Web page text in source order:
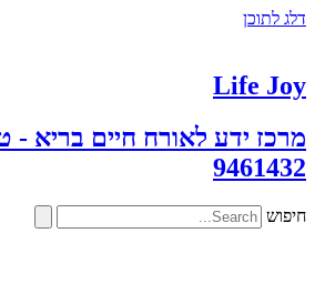
דלג לתוכן
Life Joy
9461432
חיפוש